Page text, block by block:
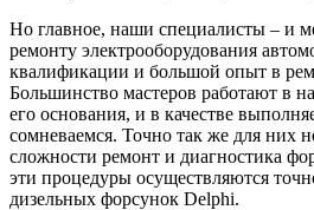
Но главное, наши специалисты – и
ремонту электрооборудования
квалификации и большой опыт в
Большинство мастеров работают в
его основания, и в качестве
сомневаемся. Точно так же для них
сложности ремонт и диагностика
эти процедуры осуществляются
дизельных форсунок Delphi.